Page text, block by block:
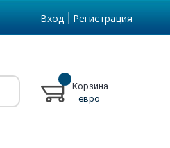
Вход Регистрация
Корзина
евро